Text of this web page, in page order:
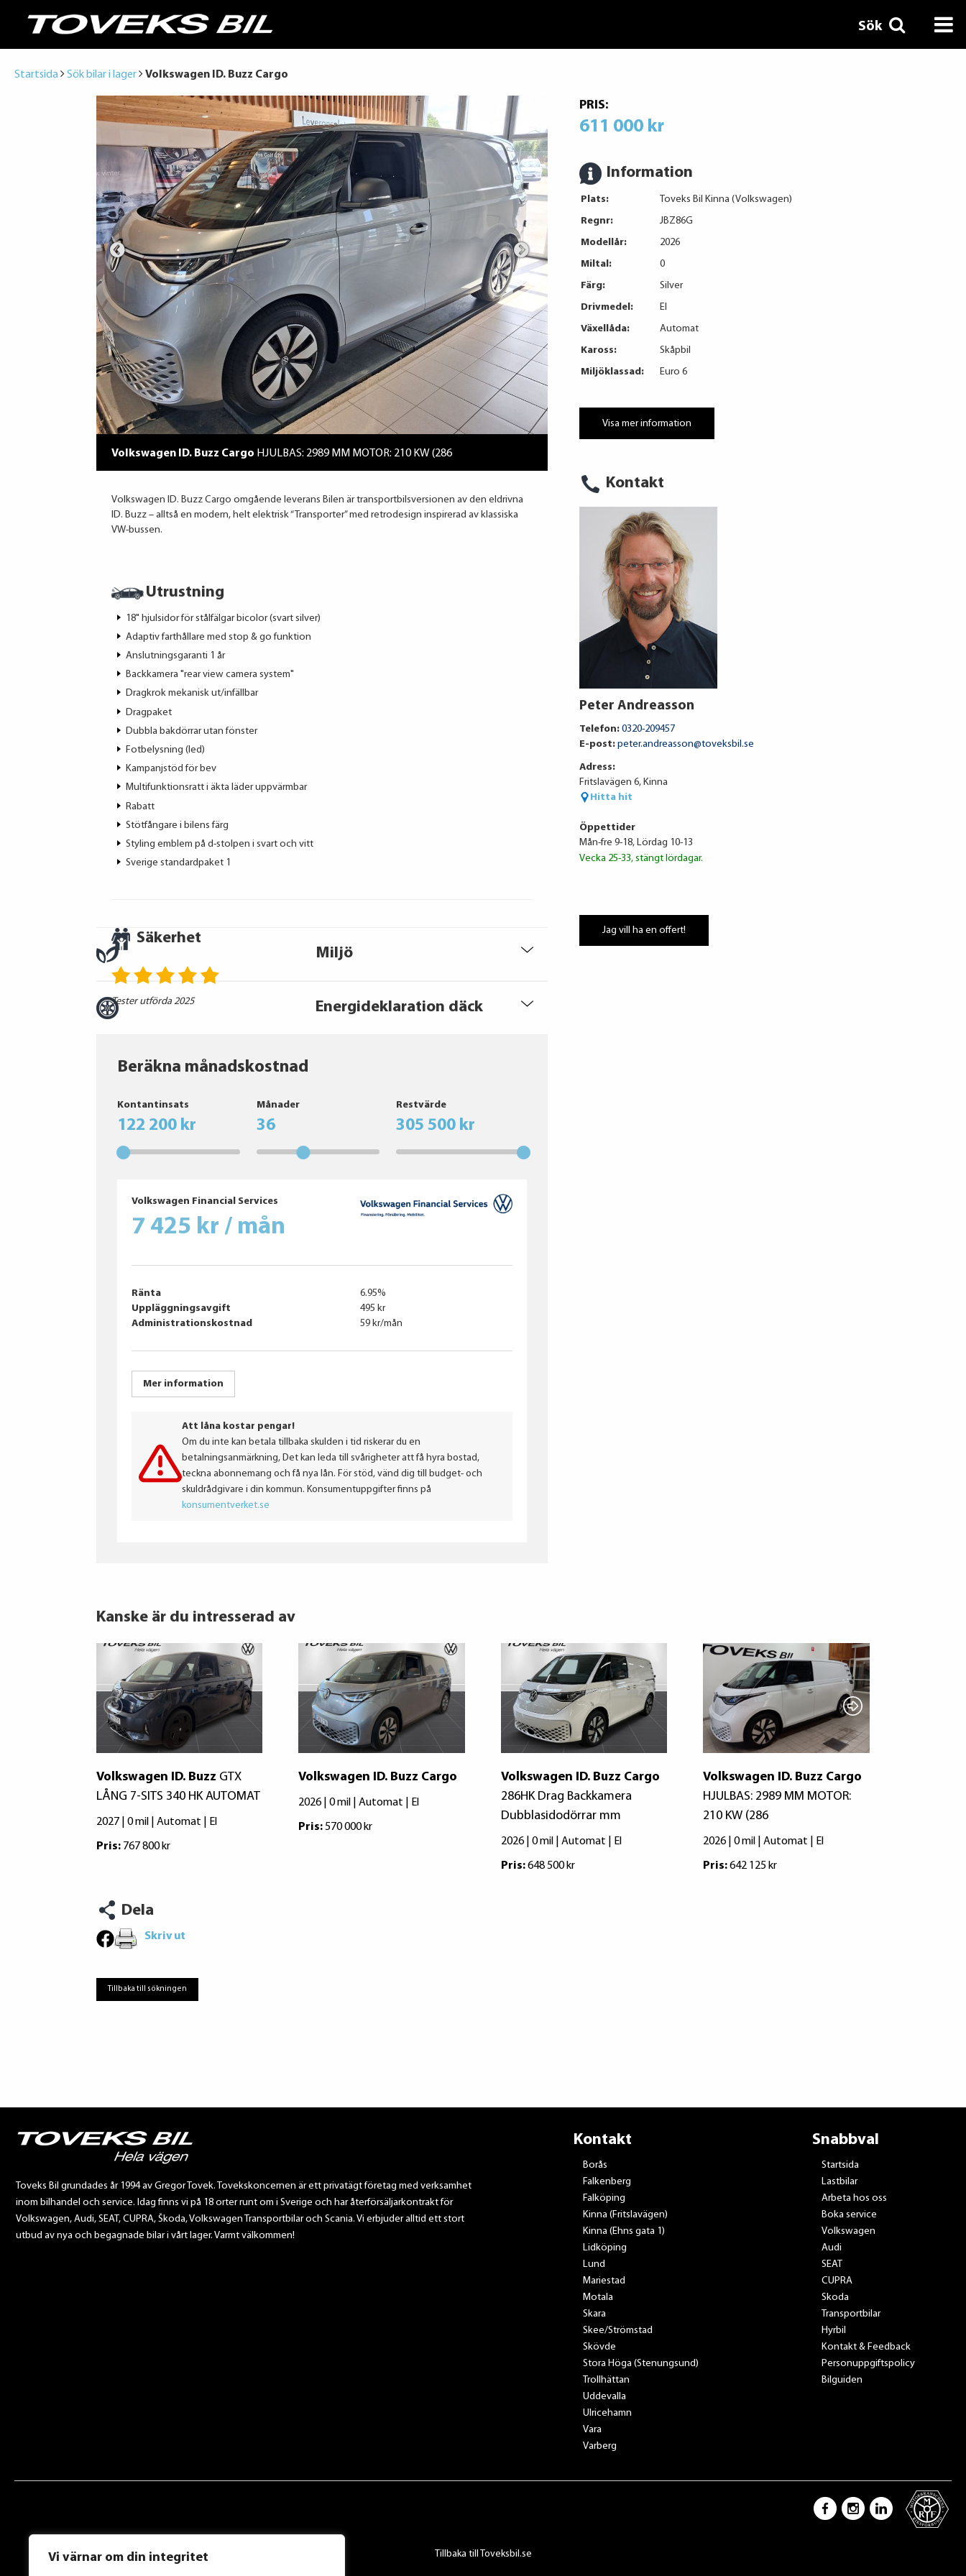
Vi värnar om din integritet
Sök
Startsida Sök bilar i lager Volkswagen ID. Buzz Cargo
Volkswagen ID. Buzz Cargo HJULBAS: 2989 MM MOTOR: 210 KW (286
Volkswagen ID. Buzz Cargo omgående leverans Bilen är transportbilsversionen av den eldrivna
ID. Buzz – alltså en modern, helt elektrisk “Transporter” med retrodesign inspirerad av klassiska
VW-bussen.
Utrustning
18" hjulsidor för stålfälgar bicolor (svart silver)
Adaptiv farthållare med stop & go funktion
Anslutningsgaranti 1 år
Backkamera "rear view camera system"
Dragkrok mekanisk ut/infällbar
Dragpaket
Dubbla bakdörrar utan fönster
Fotbelysning (led)
Kampanjstöd för bev
Multifunktionsratt i äkta läder uppvärmbar
Rabatt
Stötfångare i bilens färg
Styling emblem på d-stolpen i svart och vitt
Sverige standardpaket 1
Säkerhet
Tester utförda 2025
Miljö
Energideklaration däck
Continental
Continental
Hankook
Giti
Beräkna månadskostnad
Kontantinsats
122 200 kr
Månader
36
Restvärde
305 500 kr
Volkswagen Financial Services
7 425 kr / mån
Ränta
6.95%
Uppläggningsavgift
495 kr
Administrationskostnad
59 kr/mån
Mer information
Att låna kostar pengar!
Om du inte kan betala tillbaka skulden i tid riskerar du en
betalningsanmärkning, Det kan leda till svårigheter att få hyra bostad,
teckna abonnemang och få nya lån. För stöd, vänd dig till budget- och
skuldrådgivare i din kommun. Konsumentuppgifter finns på
konsumentverket.se
PRIS:
611 000 kr
Information
Plats:
Toveks Bil Kinna (Volkswagen)
Regnr:
JBZ86G
Modellår:
2026
Miltal:
0
Färg:
Silver
Drivmedel:
El
Växellåda:
Automat
Kaross:
Skåpbil
Miljöklassad:
Euro 6
Visa mer information
Kontakt
Peter Andreasson
Telefon: 0320-209457
E-post: peter.andreasson@toveksbil.se
Adress:
Fritslavägen 6, Kinna
Hitta hit
Öppettider
Mån-fre 9-18, Lördag 10-13
Vecka 25-33, stängt lördagar.
Jag vill ha en offert!
Kanske är du intresserad av
Volkswagen ID. Buzz GTX
LÅNG 7-SITS 340 HK AUTOMAT
2027 | 0 mil | Automat | El
Pris:767 800 kr
Volkswagen ID. Buzz Cargo
2026 | 0 mil | Automat | El
Pris:570 000 kr
Volkswagen ID. Buzz Cargo
286HK Drag Backkamera
Dubblasidodörrar mm
2026 | 0 mil | Automat | El
Pris:648 500 kr
Volkswagen ID. Buzz Cargo
HJULBAS: 2989 MM MOTOR:
210 KW (286
2026 | 0 mil | Automat | El
Pris:642 125 kr
Dela
Skriv ut
Tillbaka till sökningen
Toveks Bil grundades år 1994 av Gregor Tovek. Tovekskoncernen är ett privatägt företag med verksamhet
inom bilhandel och service. Idag finns vi på 18 orter runt om i Sverige och har återförsäljarkontrakt för
Volkswagen, Audi, SEAT, CUPRA, Škoda, Volkswagen Transportbilar och Scania. Vi erbjuder alltid ett stort
utbud av nya och begagnade bilar i vårt lager. Varmt välkommen!
Kontakt
Borås
Falkenberg
Falköping
Kinna (Fritslavägen)
Kinna (Ehns gata 1)
Lidköping
Lund
Mariestad
Motala
Skara
Skee/Strömstad
Skövde
Stora Höga (Stenungsund)
Trollhättan
Uddevalla
Ulricehamn
Vara
Varberg
Snabbval
Startsida
Lastbilar
Arbeta hos oss
Boka service
Volkswagen
Audi
SEAT
CUPRA
Skoda
Transportbilar
Hyrbil
Kontakt & Feedback
Personuppgiftspolicy
Bilguiden
Tillbaka till Toveksbil.se